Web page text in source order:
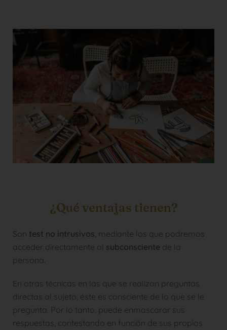
¿Qué ventajas tienen?
Son test no intrusivos , mediante los que podremos
acceder directamente al subconsciente de la
persona.
En otras técnicas en las que se realizan preguntas
directas al sujeto, éste es consciente de lo que se le
pregunta. Por lo tanto, puede enmascarar sus
respuestas, contestando en función de sus propios